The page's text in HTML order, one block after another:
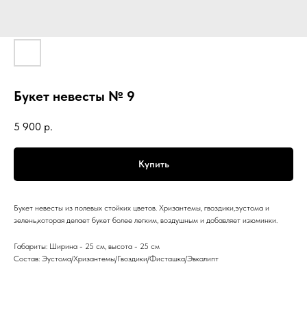
Букет невесты № 9
5 900 р.
Купить
Букет невесты из полевых стойких цветов. Хризантемы, гвоздики,эустома и
зелень,которая делает букет более легким, воздушным и добавляет изюминки.
Габариты: Ширина - 25 см, высота - 25 см
Состав: Эустома/Хризантемы/Гвоздики/Фисташка/Эвкалипт